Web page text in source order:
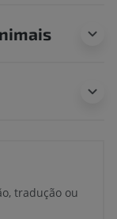
tradução ou